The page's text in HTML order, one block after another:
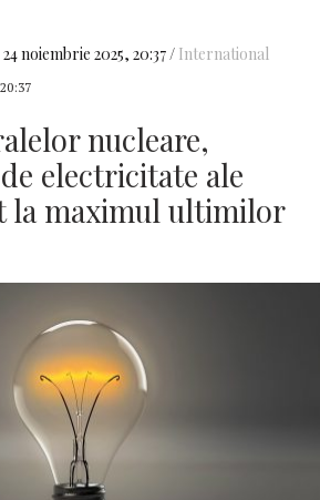
24 noiembrie 2025, 20:37 International
nucleare,
electricitate ale
la maximul ultimilor